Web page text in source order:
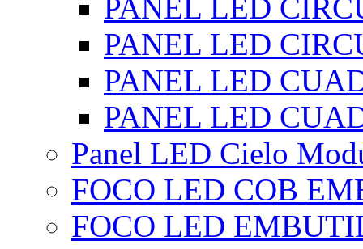
PANEL LED
PANEL LED
PANEL LED
PANEL LED
Panel LED Cielo
FOCO LED COB
FOCO LED